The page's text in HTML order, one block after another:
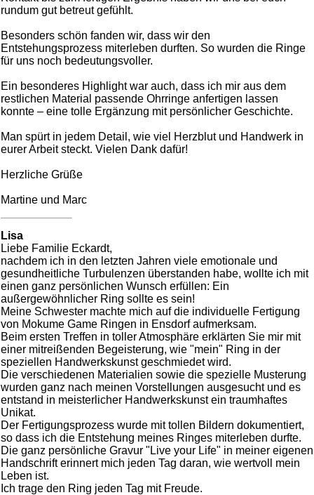
rundum gut betreut gefühlt.
Besonders schön fanden wir, dass wir den
Entstehungsprozess miterleben durften. So wurden die Ringe
für uns noch bedeutungsvoller.
Ein besonderes Highlight war auch, dass ich mir aus dem
restlichen Material passende Ohrringe anfertigen lassen
konnte – eine tolle Ergänzung mit persönlicher Geschichte.
Man spürt in jedem Detail, wie viel Herzblut und Handwerk in
eurer Arbeit steckt. Vielen Dank dafür!
Herzliche Grüße
Martine und Marc
Lisa
Liebe Familie Eckardt,
nachdem ich in den letzten Jahren viele emotionale und
gesundheitliche Turbulenzen überstanden habe, wollte ich mit
einen ganz persönlichen Wunsch erfüllen: Ein
außergewöhnlicher Ring sollte es sein!
Meine Schwester machte mich auf die individuelle Fertigung
von Mokume Game Ringen in Ensdorf aufmerksam.
Beim ersten Treffen in toller Atmosphäre erklärten Sie mir mit
einer mitreißenden Begeisterung, wie "mein" Ring in der
speziellen Handwerkskunst geschmiedet wird.
Die verschiedenen Materialien sowie die spezielle Musterung
wurden ganz nach meinen Vorstellungen ausgesucht und es
entstand in meisterlicher Handwerkskunst ein traumhaftes
Unikat.
Der Fertigungsprozess wurde mit tollen Bildern dokumentiert,
so dass ich die Entstehung meines Ringes miterleben durfte.
Die ganz persönliche Gravur "Live your Life" in meiner eigenen
Handschrift erinnert mich jeden Tag daran, wie wertvoll mein
Leben ist.
Ich trage den Ring jeden Tag mit Freude.